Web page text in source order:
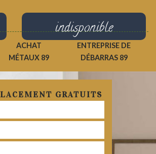
indisponible
ACHAT
MÉTAUX 89
ENTREPRISE DE
DÉBARRAS 89
GRATUITS